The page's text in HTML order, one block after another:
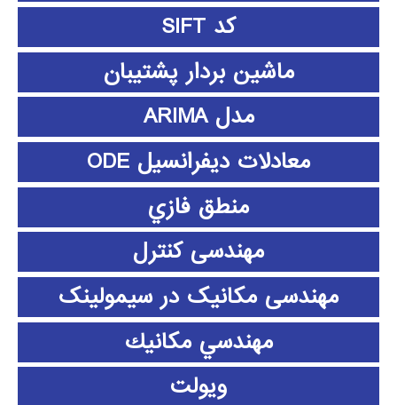
کد SIFT
ماشین بردار پشتیبان
مدل ARIMA
معادلات دیفرانسیل ODE
منطق فازي
مهندسی کنترل
مهندسی مکانیک در سیمولینک
مهندسي مكانيك
ویولت